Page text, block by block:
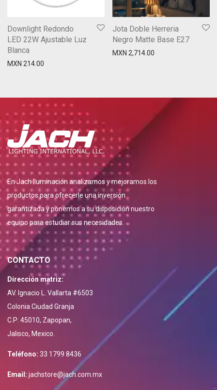
Downlight Redondo
LED 22W Ajustable Luz
Blanca
MXN 214.00
Jota Doble Herreria
Negro Matte Base E27
MXN 2,714.00
En Jach Iluminación analizamos y mejoramos los
productos para ofrecerle una inversión
garantizada y ponemos a su disposición nuestro
equipo para estudiar sus necesidades.
CONTACTO
Dirección matriz:
AV. Ignacio L. Vallarta #6503
Colonia Ciudad Granja
C.P: 45010, Zapopan,
Jalisco, Mexico.
Teléfono: 33 1799 8436
Email: jachstore@jach.com.mx